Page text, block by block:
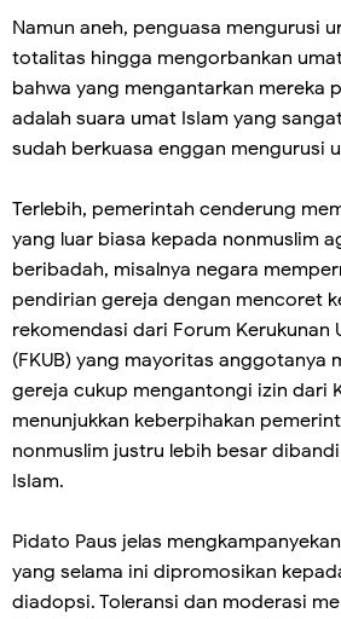
Namun aneh, penguasa mengurusi
totalitas hingga mengorbankan
bahwa yang mengantarkan mereka
adalah suara umat IsIam yang
sudah berkuasa enggan mengurusi
Terlebih, pemerintah cenderung
yang luar biasa kepada nonmuslim
beribadah, misalnya negara
pendirian gereja dengan mencoret
rekomendasi dari Forum Kerukunan
(FKUB) yang mayoritas anggotanya
gereja cukup mengantongi izin dari
menunjukkan keberpihakan
nonmuslim justru lebih besar
IsIam.
Pidato Paus jelas
yang selama ini dipromosikan
diadopsi. Toleransi dan moderasi